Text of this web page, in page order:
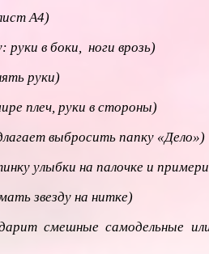
А4)
руки в боки, ноги врозь)
руки)
плеч, руки в стороны)
выбросить папку «Дело»)
улыбки на палочке и
звезду на нитке)
смешные самодельные